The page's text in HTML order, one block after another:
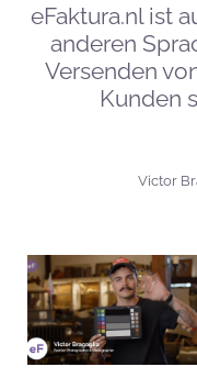
eFaktura.nl ist
anderen
Versenden
Kunden
Victor